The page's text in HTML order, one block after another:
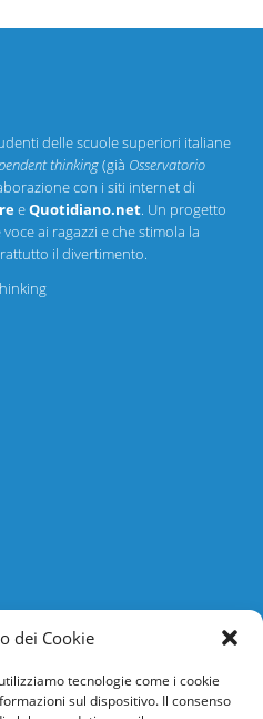
dei Cookie
tecnologie come i cookie
sul dispositivo. Il consenso
delle scuole superiori italiane
thinking(già Osservatorio
con i siti internet di
eQuotidiano.net. Un progetto
ai ragazzi e che stimola la
il divertimento.